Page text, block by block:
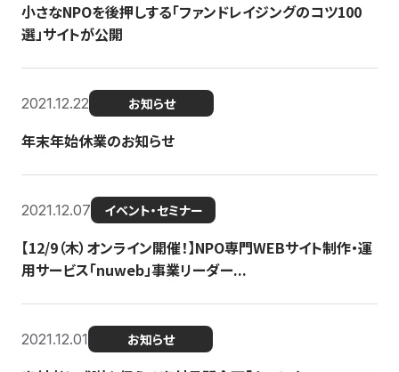
小さなNPOを後押しする「ファンドレイジングのコツ100
選」サイトが公開
2021.12.22 お知らせ
年末年始休業のお知らせ
2021.12.07 イベント・セミナー
【12/9（木）オンライン開催！】NPO専門WEBサイト制作・運
用サービス「nuweb」事業リーダー...
2021.12.01 お知らせ